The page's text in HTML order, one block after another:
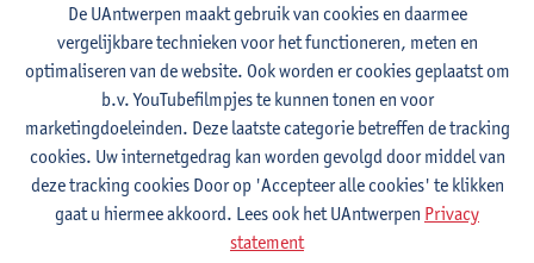
Educatieve master
gezondheidswetenschappen
Vragen over de lerarenopleiding?
De UAntwerpen maakt gebruik van cookies en daarmee
vergelijkbare technieken voor het functioneren, meten en
optimaliseren van de website. Ook worden er cookies geplaatst om
b.v. YouTubefilmpjes te kunnen tonen en voor
marketingdoeleinden. Deze laatste categorie betreffen de tracking
cookies. Uw internetgedrag kan worden gevolgd door middel van
deze tracking cookies Door op 'Accepteer alle cookies' te klikken
gaat u hiermee akkoord. Lees ook het UAntwerpen Privacy
statement